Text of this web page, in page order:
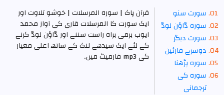
سورت سنو
سوره ڈاؤن لوڈ
سورت دیگر
دوسرے قارئین
سوره پڑھنا
سوره کی
ترجمانی
قرآن پاک | سورہ المرسلات | خوشو تلاوت اور
ایک سورت کا المرسلات قاری کی آواز محمد
ایوب برمی براہ راست سننے اور ڈاؤن لوڈ کرنے
کے لئے ایک سیدھے لنک کے ساتھ اعلی معیار
کی mp3 فارمیٹ میں۔